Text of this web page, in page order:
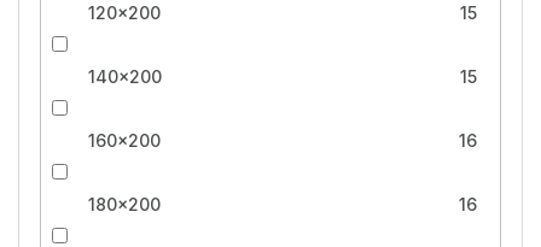
120x200 15
140x200 15
160x200 16
180x200 16